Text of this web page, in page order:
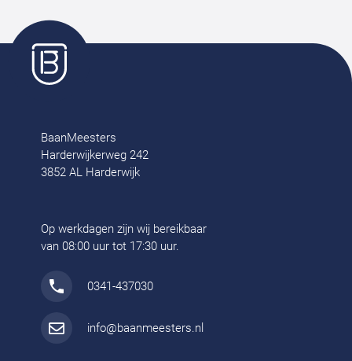
BaanMeesters
Harderwijkerweg 242
3852 AL Harderwijk
Op werkdagen zijn wij bereikbaar
van 08:00 uur tot 17:30 uur.
0341-437030
info@baanmeesters.nl